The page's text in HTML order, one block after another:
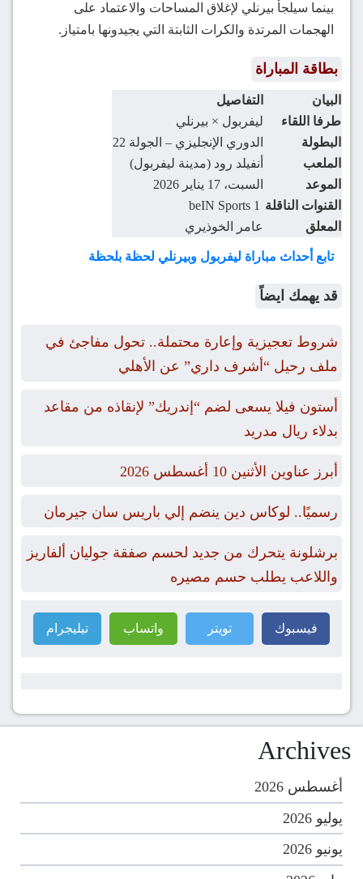
بينما سيلجأ بيرنلي لإغلاق المساحات والاعتماد على
الهجمات المرتدة والكرات الثابتة التي يجيدونها بامتياز.
بطاقة المباراة
البيان
التفاصيل
طرفا اللقاء
ليفربول × بيرنلي
البطولة
الدوري الإنجليزي – الجولة 22
الملعب
أنفيلد رود (مدينة ليفربول)
الموعد
السبت، 17 يناير 2026
القنوات الناقلة
المعلق
عامر الخوذيري
تابع أحداث مباراة ليفربول وبيرنلي لحظة بلحظة
قد يهمك ايضاً
شروط تعجيزية وإعارة محتملة.. تحول مفاجئ في
ملف رحيل “أشرف داري” عن الأهلي
أستون فيلا يسعى لضم “إندريك” لإنقاذه من مقاعد
بدلاء ريال مدريد
أبرز عناوين الأثنين 10 أغسطس 2026
رسميًا.. لوكاس دين ينضم إلي باريس سان جيرمان
برشلونة يتحرك من جديد لحسم صفقة جوليان ألفاريز
واللاعب يطلب حسم مصيره
فيسبوك تويتر واتساب تيليجرام
Archives
أغسطس 2026
يوليو 2026
يونيو 2026